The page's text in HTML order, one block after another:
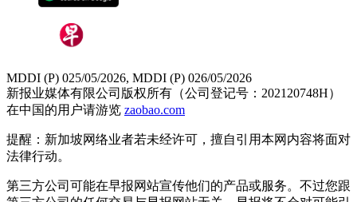
MDDI (P) 025/05/2026, MDDI (P) 026/05/2026
新报业媒体有限公司版权所有（公司登记号：202120748H）
在中国的用户请游览 zaobao.com
提醒：新加坡网络业者若未经许可，擅自引用本网内容将面对
法律行动。
第三方公司可能在早报网站宣传他们的产品或服务。不过您跟